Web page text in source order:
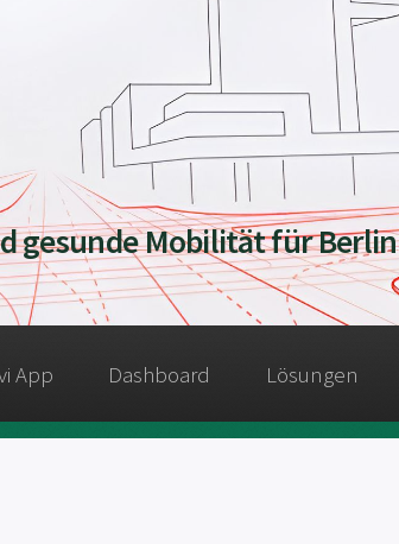
gesunde Mobilität für Berlin
App Dashboard Lösungen